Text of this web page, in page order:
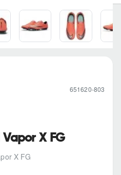
X FG
X FG
651620-803